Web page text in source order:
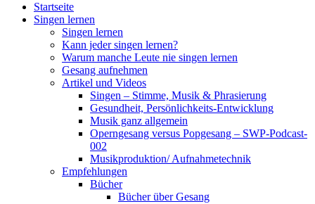
Startseite
Singen lernen
Singen lernen
Kann jeder singen lernen?
Warum manche Leute nie singen lernen
Gesang aufnehmen
Artikel und Videos
Singen – Stimme, Musik & Phrasierung
Gesundheit, Persönlichkeits-Entwicklung
Musik ganz allgemein
Operngesang versus Popgesang – SWP-Podcast-
002
Musikproduktion/ Aufnahmetechnik
Empfehlungen
Bücher
Bücher über Gesang